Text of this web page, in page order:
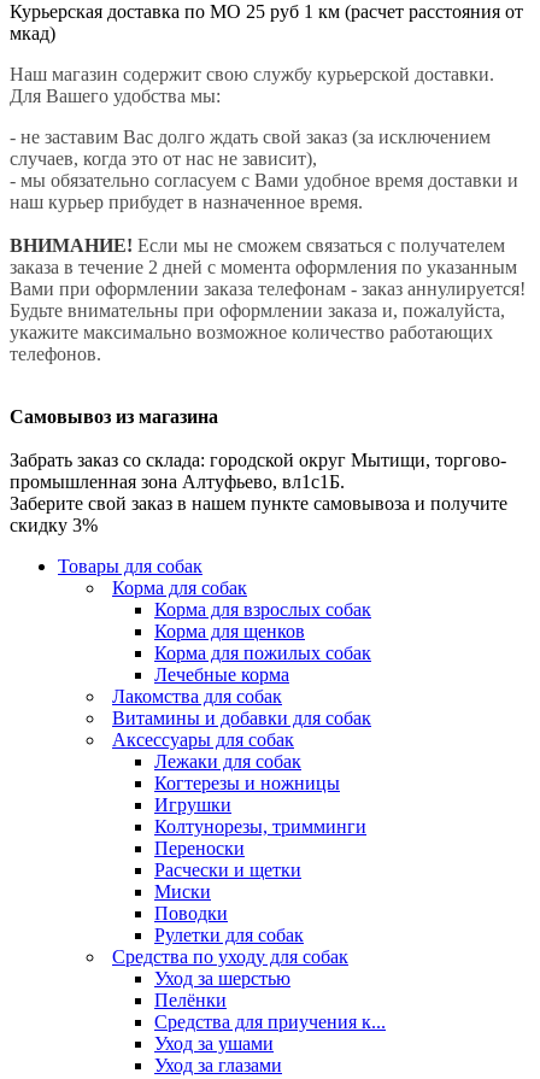
Курьерская доставка по МО 25 руб 1 км (расчет расстояния от
мкад)
Наш магазин содержит свою службу курьерской доставки.
Для Вашего удобства мы:
- не заставим Вас долго ждать свой заказ (за исключением
случаев, когда это от нас не зависит),
- мы обязательно согласуем с Вами удобное время доставки и
наш курьер прибудет в назначенное время.
ВНИМАНИЕ! Если мы не сможем связаться с получателем
заказа в течение 2 дней с момента оформления по указанным
Вами при оформлении заказа телефонам - заказ аннулируется!
Будьте внимательны при оформлении заказа и, пожалуйста,
укажите максимально возможное количество работающих
телефонов.
Самовывоз из магазина
Забрать заказ со склада: городской округ Мытищи, торгово-
промышленная зона Алтуфьево, вл1с1Б.
Заберите свой заказ в нашем пункте самовывоза и получите
скидку 3%
Товары для собак
Корма для собак
Корма для взрослых собак
Корма для щенков
Корма для пожилых собак
Лечебные корма
Лакомства для собак
Витамины и добавки для собак
Аксессуары для собак
Лежаки для собак
Когтерезы и ножницы
Игрушки
Колтунорезы, тримминги
Переноски
Расчески и щетки
Миски
Поводки
Рулетки для собак
Средства по уходу для собак
Уход за шерстью
Пелёнки
Средства для приучения к...
Уход за ушами
Уход за глазами